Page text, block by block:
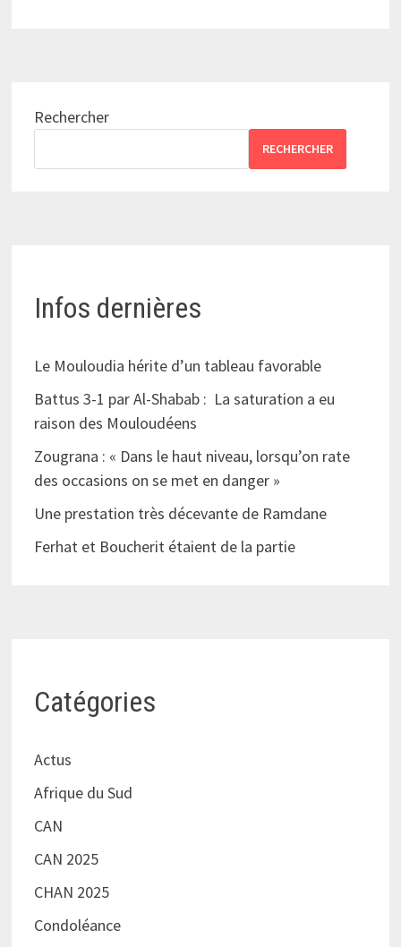
Rechercher
RECHERCHER
Infos dernières
Le Mouloudia hérite d’un tableau favorable
Battus 3-1 par Al-Shabab : La saturation a eu
raison des Mouloudéens
Zougrana : « Dans le haut niveau, lorsqu’on rate
des occasions on se met en danger »
Une prestation très décevante de Ramdane
Ferhat et Boucherit étaient de la partie
Catégories
Actus
Afrique du Sud
CAN
CAN 2025
CHAN 2025
Condoléance